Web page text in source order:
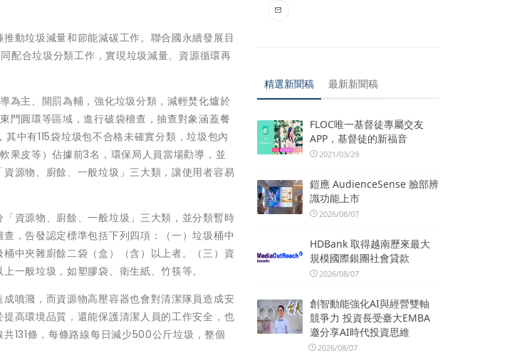
動垃圾減量和節能減碳工作。聯合國永續發展目
配合垃圾分類工作，實現垃圾減量、資源循環再
為主、開罰為輔，強化垃圾分類，減輕焚化爐於
門圓環等區域，進行破袋稽查，抽查對象涵蓋餐
中有115袋垃圾包不合格未確實分類，垃圾包內
果皮等）佔據前3名，環保局人員當場勸導，並
源物、廚餘、一般垃圾」三大類，讓使用者容易
資源物、廚餘、一般垃圾」三大類，並分類暫時
，告發認定標準包括下列四項：（一）垃圾桶中
中夾雜廚餘二袋（盒）（含）以上者。（三）資
一般垃圾，如塑膠袋、衛生紙、竹筷等。
噴濺，而資源物高壓容器也會對清潔隊員造成安
高環境品質，還能保護清潔人員的工作安全，也
131條，每條路線每日減少500公斤垃圾，整個
精選新聞稿 最新新聞稿
FLOC唯一基督徒專屬交友
APP，基督徒的新福音
2021/03/29
鎧應 AudienceSense 臉部辨
識功能上市
2026/08/07
HDBank 取得越南歷來最大
規模國際銀團社會貸款
2026/08/07
創智動能強化AI與經營雙軸
競爭力 投資長受臺大EMBA
邀分享AI時代投資思維
2026/08/07